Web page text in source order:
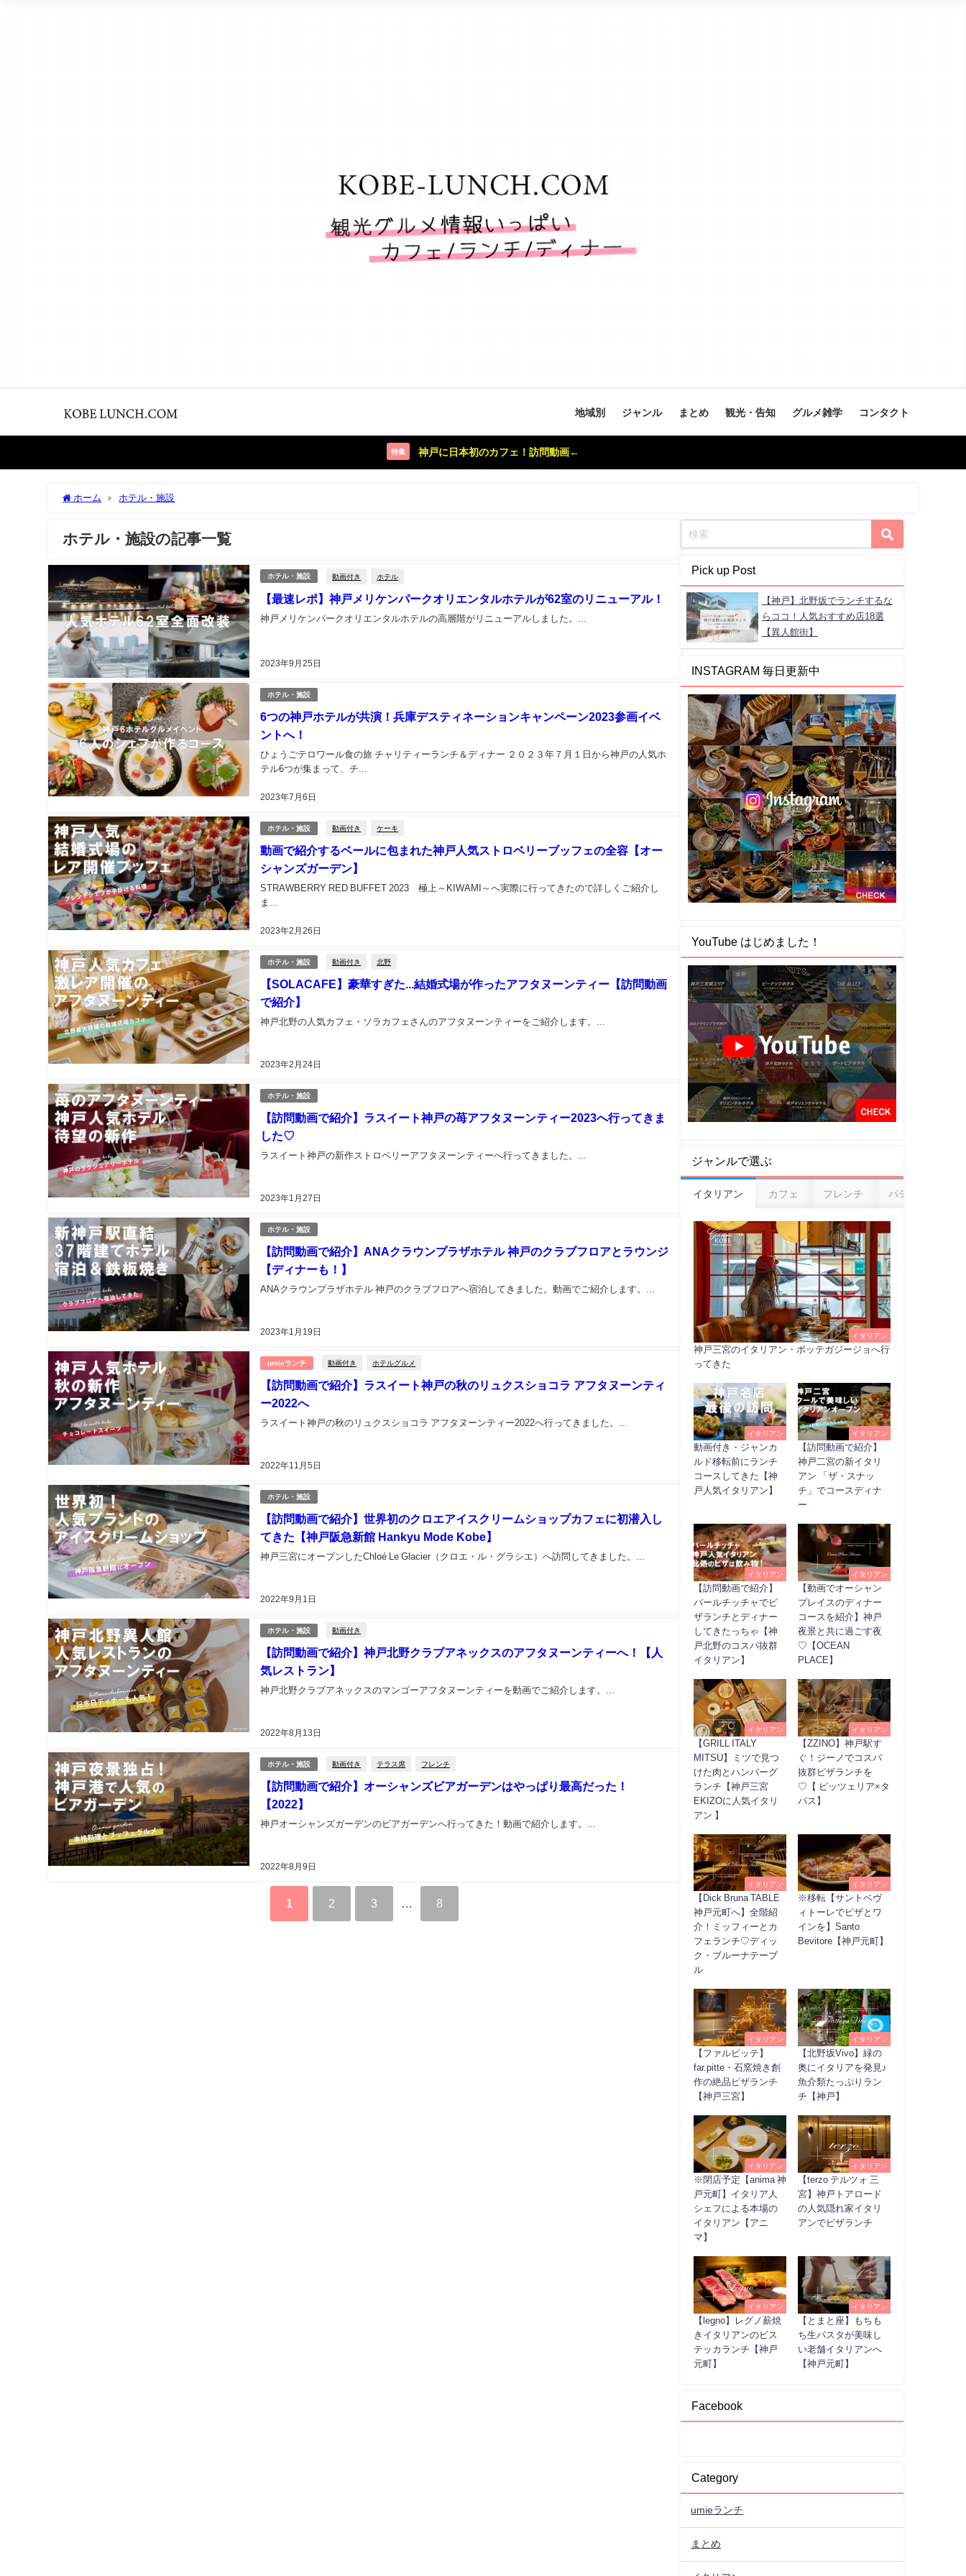
地域別 ジャンル まとめ 観光・告知 グルメ雑学 コンタクト
特集 神戸に日本初のカフェ！訪問動画←
ホーム ホテル・施設
ホテル・施設の記事一覧
ホテル・施設 動画付き ホテル
【最速レポ】神戸メリケンパークオリエンタルホテルが62室のリニューアル！
2023年9月25日
神戸メリケンパークオリエンタルホテルの高層階がリニューアルしました。...
ホテル・施設
6つの神戸ホテルが共演！兵庫デスティネーションキャンペーン2023参画イベ
ントへ！
2023年7月6日
ひょうごテロワール食の旅 チャリティーランチ＆ディナー ２０２３年７月１日から神戸の人気ホ
テル6つが集まって、チ...
ホテル・施設 動画付き ケーキ
動画で紹介するベールに包まれた神戸人気ストロベリーブッフェの全容【オー
シャンズガーデン】
2023年2月26日
STRAWBERRY RED BUFFET 2023 極上～KIWAMI～へ実際に行ってきたので詳しくご紹介し
ま...
ホテル・施設 動画付き 北野
【SOLACAFE】豪華すぎた...結婚式場が作ったアフタヌーンティー【訪問動画
で紹介】
2023年2月24日
神戸北野の人気カフェ・ソラカフェさんのアフタヌーンティーをご紹介します。...
ホテル・施設
【訪問動画で紹介】ラスイート神戸の苺アフタヌーンティー2023へ行ってきま
した♡
2023年1月27日
ラスイート神戸の新作ストロベリーアフタヌーンティーへ行ってきました。...
ホテル・施設
【訪問動画で紹介】ANAクラウンプラザホテル 神戸のクラブフロアとラウンジ
【ディナーも！】
2023年1月19日
ANAクラウンプラザホテル 神戸のクラブフロアへ宿泊してきました。動画でご紹介します。...
umieランチ 動画付き ホテルグルメ
【訪問動画で紹介】ラスイート神戸の秋のリュクスショコラ アフタヌーンティ
ー2022へ
2022年11月5日
ラスイート神戸の秋のリュクスショコラ アフタヌーンティー2022へ行ってきました。...
ホテル・施設
【訪問動画で紹介】世界初のクロエアイスクリームショップカフェに初潜入し
てきた【神戸阪急新館 Hankyu Mode Kobe】
2022年9月1日
神戸三宮にオープンしたChloé Le Glacier（クロエ・ル・グラシエ）へ訪問してきました。...
ホテル・施設 動画付き
【訪問動画で紹介】神戸北野クラブアネックスのアフタヌーンティーへ！【人
気レストラン】
2022年8月13日
神戸北野クラブアネックスのマンゴーアフタヌーンティーを動画でご紹介します。...
ホテル・施設 動画付き テラス席 フレンチ
【訪問動画で紹介】オーシャンズビアガーデンはやっぱり最高だった！
【2022】
2022年8月9日
神戸オーシャンズガーデンのビアガーデンへ行ってきた！動画で紹介します。...
1 2 3 8
Pick up Post
【神戸】北野坂でランチするな
らココ！人気おすすめ店18選
【異人館街】
INSTAGRAM 毎日更新中
YouTube はじめました！
ジャンルで選ぶ
イタリアン カフェ フレンチ パティスリー
イタリアン
神戸三宮のイタリアン・ボッテガジージョへ行
ってきた
イタリアン
動画付き・ジャンカ
ルド移転前にランチ
コースしてきた【神
戸人気イタリアン】
イタリアン
【訪問動画で紹介】
神戸二宮の新イタリ
アン 「ザ・スナッ
チ」でコースディナ
ー
イタリアン
【訪問動画で紹介】
バールチッチャでピ
ザランチとディナー
してきたっちゃ【神
戸北野のコスパ抜群
イタリアン】
イタリアン
【動画でオーシャン
プレイスのディナー
コースを紹介】神戸
夜景と共に過ごす夜
♡【OCEAN
PLACE】
イタリアン
【GRILL ITALY
MITSU】ミツで見つ
けた肉とハンバーグ
ランチ【神戸三宮
EKIZOに人気イタリ
アン 】
イタリアン
【ZZINO】神戸駅す
ぐ！ジーノでコスパ
抜群ピザランチを
♡【 ピッツェリア×タ
パス】
イタリアン
【Dick Bruna TABLE
神戸元町へ】全階紹
介！ミッフィーとカ
フェランチ♡ディッ
ク・ブルーナテーブ
ル
イタリアン
※移転【サントベヴ
ィトーレでピザとワ
インを】Santo
Bevitore【神戸元町】
イタリアン
【ファルピッテ】
far.pitte・石窯焼き創
作の絶品ピザランチ
【神戸三宮】
イタリアン
【北野坂Vivo】緑の
奥にイタリアを発見♪
魚介類たっぷりラン
チ【神戸】
イタリアン
※閉店予定【anima 神
戸元町】イタリア人
シェフによる本場の
イタリアン【アニ
マ】
イタリアン
【terzo テルツォ 三
宮】神戸トアロード
の人気隠れ家イタリ
アンでピザランチ
イタリアン
【legno】レグノ薪焼
きイタリアンのビス
テッカランチ【神戸
元町】
イタリアン
【とまと座】もちも
ち生パスタが美味し
い老舗イタリアンへ
【神戸元町】
Facebook
Category
umieランチ
まとめ